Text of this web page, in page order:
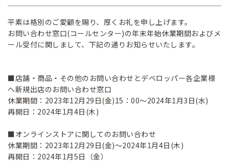
平素は格別のご愛顧を賜り、厚くお礼を申し上げます。
お問い合わせ窓口(コールセンター)の年末年始休業期間およびメ
ール受付に関しまして、下記の通りお知らせいたします。
■店舗・商品・その他のお問い合わせとデベロッパー各企業様
へ新規出店のお問い合わせ窓口
休業期間：2023年12月29日(金)15：00～2024年1月3日(水)
再開日：2024年1月4日(木)
■オンラインストアに関してのお問い合わせ
休業期間：2023年12月29日(金)～2024年1月4日(木)
再開日：2024年1月5日（金）